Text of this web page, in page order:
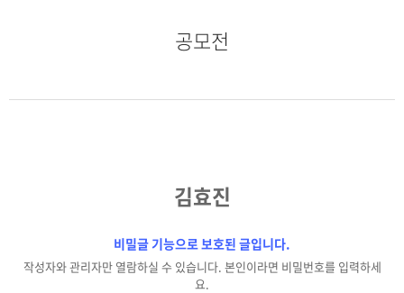
공모전
김효진
비밀글 기능으로 보호된 글입니다.
작성자와 관리자만 열람하실 수 있습니다. 본인이라면 비밀번호를 입력하세
요.